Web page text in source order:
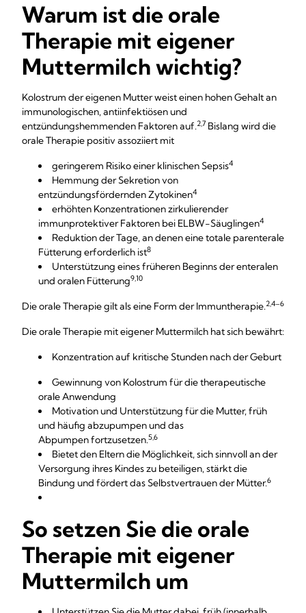
Warum ist die orale
Therapie mit eigener
Muttermilch wichtig?
Kolostrum der eigenen Mutter weist einen hohen Gehalt an
immunologischen, antiinfektiösen und
entzündungshemmenden Faktoren auf.2,7 Bislang wird die
orale Therapie positiv assoziiert mit
geringerem Risiko einer klinischen Sepsis4
Hemmung der Sekretion von
entzündungsfördernden Zytokinen4
erhöhten Konzentrationen zirkulierender
immunprotektiver Faktoren bei ELBW-Säuglingen4
Reduktion der Tage, an denen eine totale parenterale
Fütterung erforderlich ist8
Unterstützung eines früheren Beginns der enteralen
und oralen Fütterung9,10
Die orale Therapie gilt als eine Form der Immuntherapie.2,4–6
Die orale Therapie mit eigener Muttermilch hat sich bewährt:
Konzentration auf kritische Stunden nach der Geburt
Gewinnung von Kolostrum für die therapeutische
orale Anwendung
Motivation und Unterstützung für die Mutter, früh
und häufig abzupumpen und das
Abpumpen fortzusetzen.5,6
Bietet den Eltern die Möglichkeit, sich sinnvoll an der
Versorgung ihres Kindes zu beteiligen, stärkt die
Bindung und fördert das Selbstvertrauen der Mütter.6
So setzen Sie die orale
Therapie mit eigener
Muttermilch um